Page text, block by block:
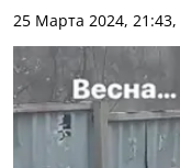
25 Марта 2024,